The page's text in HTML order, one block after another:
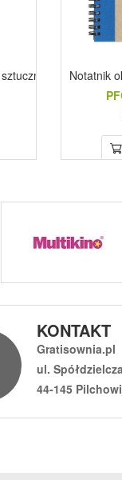
Notatnik
KONTAKT
Gratisownia.pl
ul.
44-145